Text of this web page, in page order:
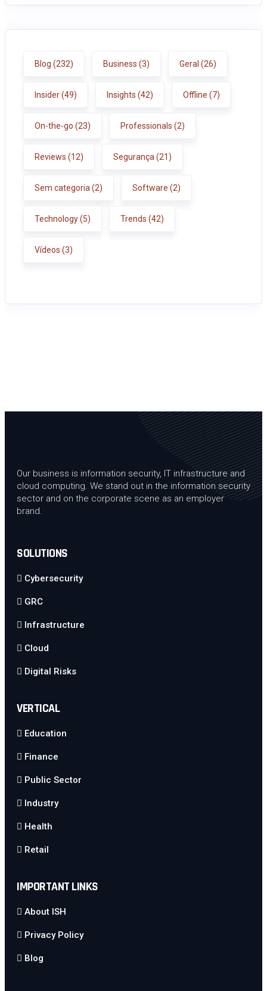
Blog (232) Business (3) Geral (26)
Insider(49) Insights (42) Offline (7)
On-the-go (23) Professionals (2)
Reviews (12) Segurança (21)
Sem categoria (2) Software (2)
Technology(5) Trends (42)
Vídeos (3)
Our business is information security, IT infrastructure and
cloud computing. We stand out in the information security
sector and on the corporate scene as an employer
brand.
SOLUTIONS
Cybersecurity
GRC
Infrastructure
Cloud
Digital Risks
VERTICAL
Education
Finance
Public Sector
Industry
Health
Retail
IMPORTANT LINKS
About ISH
Privacy Policy
Blog